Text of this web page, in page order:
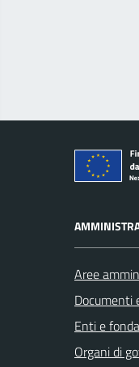
Aree
Documenti
Enti e
Organi di